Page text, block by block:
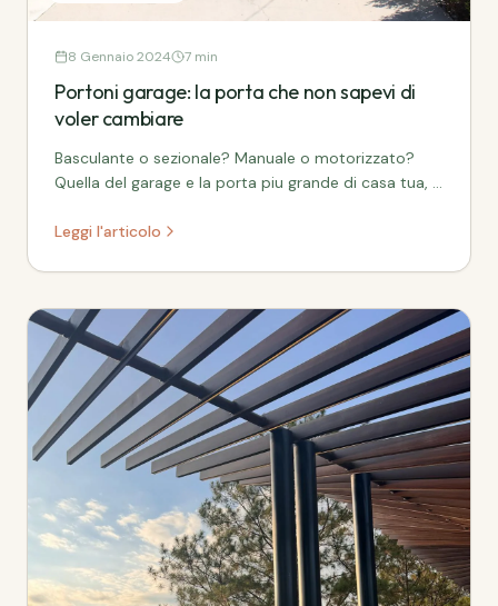
8 Gennaio 2024 7 min
Portoni garage: la porta che non sapevi di
voler cambiare
Basculante o sezionale? Manuale o motorizzato?
Quella del garage e la porta piu grande di casa tua, e
Leggi l'articolo